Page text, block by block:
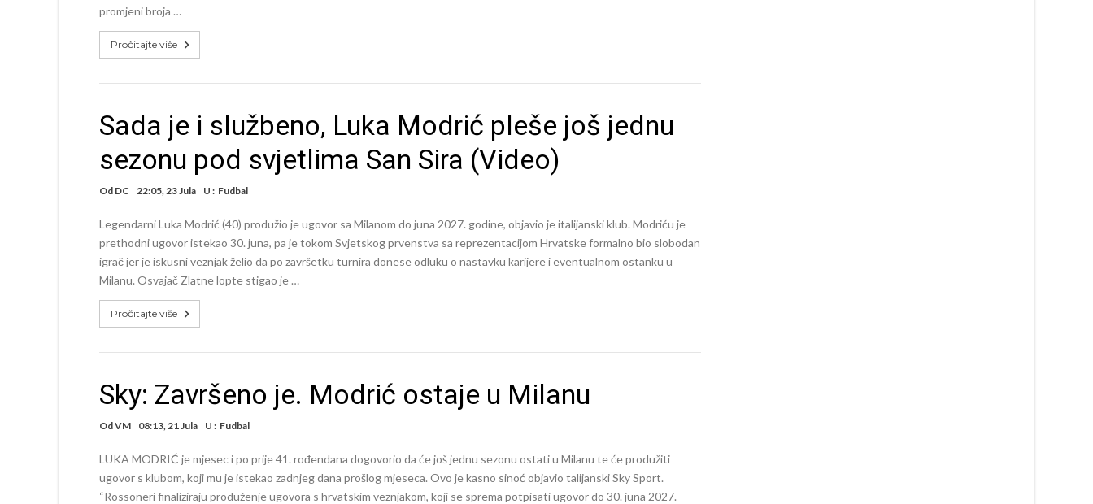
promjeni broja …
Pročitajte više
Sada je i službeno, Luka Modrić pleše još jednu
sezonu pod svjetlima San Sira (Video)
Od DC 22:05, 23 Jula U : Fudbal
Legendarni Luka Modrić (40) produžio je ugovor sa Milanom do juna 2027. godine, objavio je italijanski klub. Modriću je
prethodni ugovor istekao 30. juna, pa je tokom Svjetskog prvenstva sa reprezentacijom Hrvatske formalno bio slobodan
igrač jer je iskusni veznjak želio da po završetku turnira donese odluku o nastavku karijere i eventualnom ostanku u
Milanu. Osvajač Zlatne lopte stigao je …
Pročitajte više
Sky: Završeno je. Modrić ostaje u Milanu
OdVM 08:13, 21 Jula U : Fudbal
LUKA MODRIĆ je mjesec i po prije 41. rođendana dogovorio da će još jednu sezonu ostati u Milanu te će produžiti
ugovor s klubom, koji mu je istekao zadnjeg dana prošlog mjeseca. Ovo je kasno sinoć objavio talijanski Sky Sport.
“Rossoneri finaliziraju produženje ugovora s hrvatskim veznjakom, koji se sprema potpisati ugovor do 30. juna 2027.